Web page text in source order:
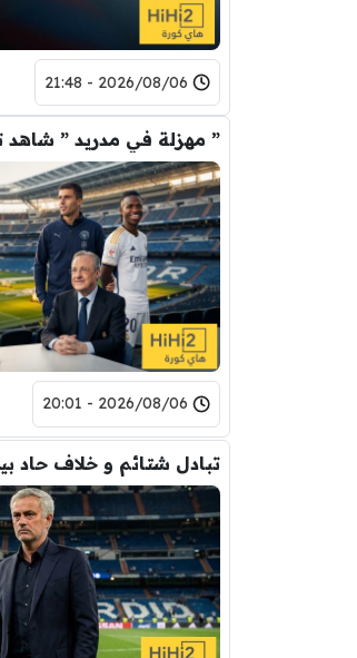
2026/08/06 - 21:48
2026/08/06 - 20:01